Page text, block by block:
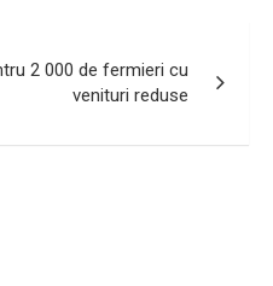
2 000 de fermieri cu
venituri reduse